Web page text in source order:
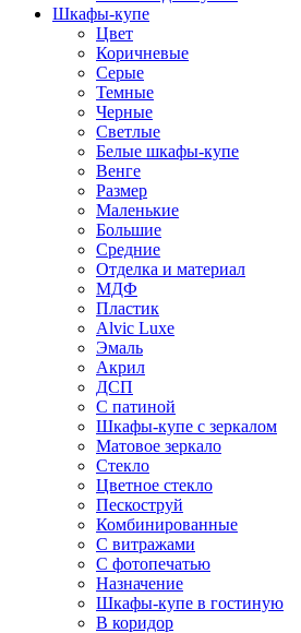
Шкафы-купе
Цвет
Коричневые
Серые
Темные
Черные
Светлые
Белые шкафы-купе
Венге
Размер
Маленькие
Большие
Средние
Отделка и материал
МДФ
Пластик
Alvic Luxe
Эмаль
Акрил
ДСП
С патиной
Шкафы-купе с зеркалом
Матовое зеркало
Стекло
Цветное стекло
Пескоструй
Комбинированные
С витражами
С фотопечатью
Назначение
Шкафы-купе в гостиную
В коридор